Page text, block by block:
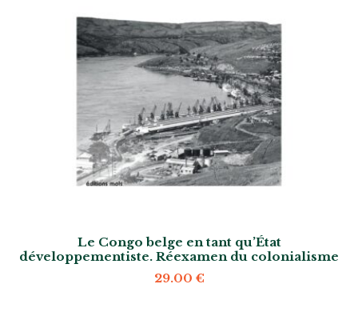
Le Congo belge en tant qu’État
développementiste. Réexamen du colonialisme
29.00 €